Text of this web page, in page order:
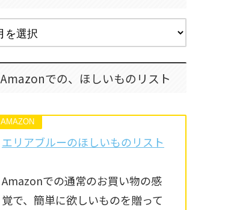
Amazonでの、ほしいものリスト
エリアブルーのほしいものリスト
Amazonでの通常のお買い物の感
覚で、簡単に欲しいものを贈って